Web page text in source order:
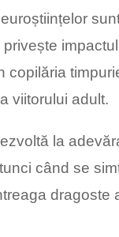
copilăria
viitorului adult.
la
când se
dragoste